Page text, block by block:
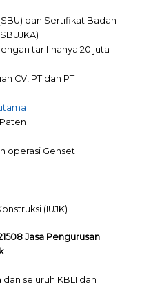
dan Sertifikat Badan
tarif hanya 20 juta
CV, PT dan PT
operasi Genset
(IUJK)
Jasa Pengurusan
seluruh KBLI dan